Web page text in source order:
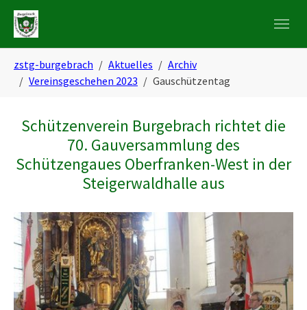
Skip to main navigation
Zum Hauptinhalt springen
Skip to page footer
zstg-burgebrach Aktuelles
Archiv
Vereinsgeschehen 2023
Gauschützentag
Schützenverein Burgebrach richtet die
70. Gauversammlung des
Schützengaues Oberfranken-West in der
Steigerwaldhalle aus
Show larger version